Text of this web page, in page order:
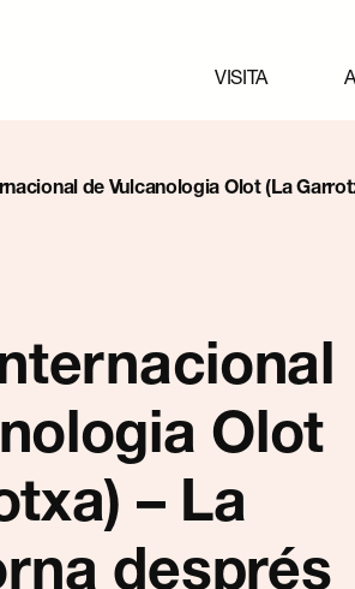
VISITA
de Vulcanologia Olot (La
Olot
– La
després